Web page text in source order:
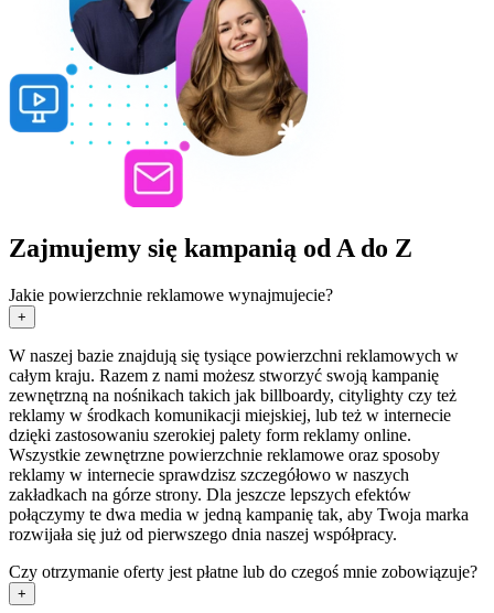
Zajmujemy się kampanią od A do Z
Jakie powierzchnie reklamowe wynajmujecie?
+
W naszej bazie znajdują się tysiące powierzchni reklamowych w
całym kraju. Razem z nami możesz stworzyć swoją kampanię
zewnętrzną na nośnikach takich jak billboardy, citylighty czy też
reklamy w środkach komunikacji miejskiej, lub też w internecie
dzięki zastosowaniu szerokiej palety form reklamy online.
Wszystkie zewnętrzne powierzchnie reklamowe oraz sposoby
reklamy w internecie sprawdzisz szczegółowo w naszych
zakładkach na górze strony. Dla jeszcze lepszych efektów
połączymy te dwa media w jedną kampanię tak, aby Twoja marka
rozwijała się już od pierwszego dnia naszej współpracy.
Czy otrzymanie oferty jest płatne lub do czegoś mnie zobowiązuje?
+